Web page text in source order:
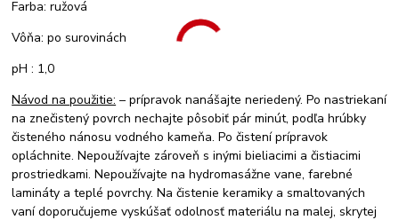
Farba: ružová
Vôňa: po surovinách
pH : 1,0
Návod na použitie: – prípravok nanášajte neriedený. Po nastriekaní
na znečistený povrch nechajte pôsobiť pár minút, podľa hrúbky
čisteného nánosu vodného kameňa. Po čistení prípravok
opláchnite. Nepoužívajte zároveň s inými bieliacimi a čistiacimi
prostriedkami. Nepoužívajte na hydromasážne vane, farebné
lamináty a teplé povrchy. Na čistenie keramiky a smaltovaných
vaní doporučujeme vyskúšať odolnosť materiálu na malej, skrytej